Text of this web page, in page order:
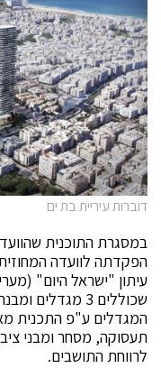
דוברות עיריית בת ים
במסגרת התוכנית
הפקדתה לוועדה
שכוללים 3
המגדלים ע"פ התכנית
תעסוקה, מסחר ומבני
לרווחת התושבים.